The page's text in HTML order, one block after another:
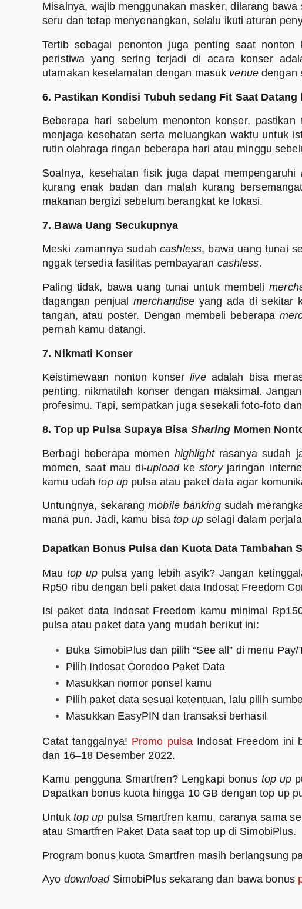
Misalnya, wajib menggunakan masker, dilarang
seru dan tetap menyenangkan, selalu ikuti aturan
Tertib sebagai penonton juga penting saat
peristiwa yang sering terjadi di acara konser
utamakan keselamatan dengan masuk venue dengan
6. Pastikan Kondisi Tubuh sedang Fit Saat Datang
Beberapa hari sebelum menonton konser,
menjaga kesehatan serta meluangkan waktu untuk
rutin olahraga ringan beberapa hari atau minggu
Soalnya, kesehatan fisik juga dapat mempengaruhi
kurang enak badan dan malah kurang
makanan bergizi sebelum berangkat ke lokasi.
7. Bawa Uang Secukupnya
Meski zamannya sudahcashless, bawa uang tunai
nggak tersedia fasilitas pembayaran cashless.
Paling tidak, bawa uang tunai untuk membeli
dagangan penjual merchandise yang ada di sekitar
tangan, atau poster. Dengan membeli beberapa
pernah kamu datangi.
7. Nikmati Konser
Keistimewaan nonton konserlive adalah bisa
penting, nikmatilah konser dengan maksimal.
profesimu. Tapi, sempatkan juga sesekali foto-foto dan
8. Top up Pulsa Supaya Bisa Sharing Momen
Berbagi beberapa momen highlightrasanya sudah
momen, saat mau di-uploadkestoryjaringan
kamu udahtop up pulsa atau paket data agar
Untungnya, sekarangmobile banking sudah
mana pun. Jadi, kamu bisatop up selagi dalam
Dapatkan Bonus Pulsa dan Kuota Data Tambahan
Mau top up pulsa yang lebih asyik? Jangan
Rp50 ribu dengan beli paket data Indosat Freedom
Isi paket data Indosat Freedom kamu minimal
pulsa atau paket data yang mudah berikut ini:
Buka SimobiPlus dan pilih “See all” di menu Pay/
Pilih Indosat Ooredoo Paket Data
Masukkan nomor ponsel kamu
Pilih paket data sesuai ketentuan, lalu pilih
Masukkan EasyPIN dan transaksi berhasil
Catat tanggalnya! Promo pulsa Indosat Freedom ini
dan 16–18 Desember 2022.
Kamu pengguna Smartfren? Lengkapi bonus top up
Dapatkan bonus kuota hingga 10 GB dengan top up
Untuktop up pulsa Smartfren kamu, caranya sama
atau Smartfren Paket Data saat top up di SimobiPlus.
Program bonus kuota Smartfren masih berlangsung
Ayo download SimobiPlus sekarang dan bawa bonus